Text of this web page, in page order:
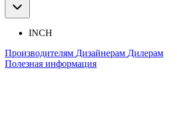
INCH
Производителям Дизайнерам Дилерам
Полезная информация